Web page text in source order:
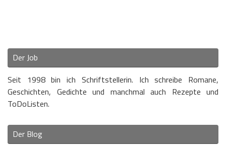
Der Job
Seit 1998 bin ich Schriftstellerin. Ich schreibe Romane,
Geschichten, Gedichte und manchmal auch Rezepte und
ToDoListen.
Der Blog